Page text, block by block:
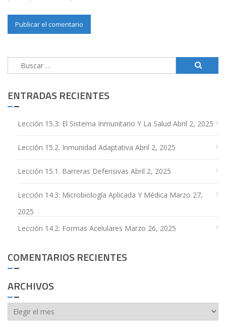
Buscar:
ENTRADAS RECIENTES
Lección 15.3: El Sistema Inmunitario Y La Salud Abril 2, 2025
Lección 15.2. Inmunidad Adaptativa Abril 2, 2025
Lección 15.1. Barreras Defensivas Abril 2, 2025
Lección 14.3: Microbiología Aplicada Y Médica Marzo 27,
2025
Lección 14.2: Formas Acelulares Marzo 26, 2025
COMENTARIOS RECIENTES
ARCHIVOS
Archivos